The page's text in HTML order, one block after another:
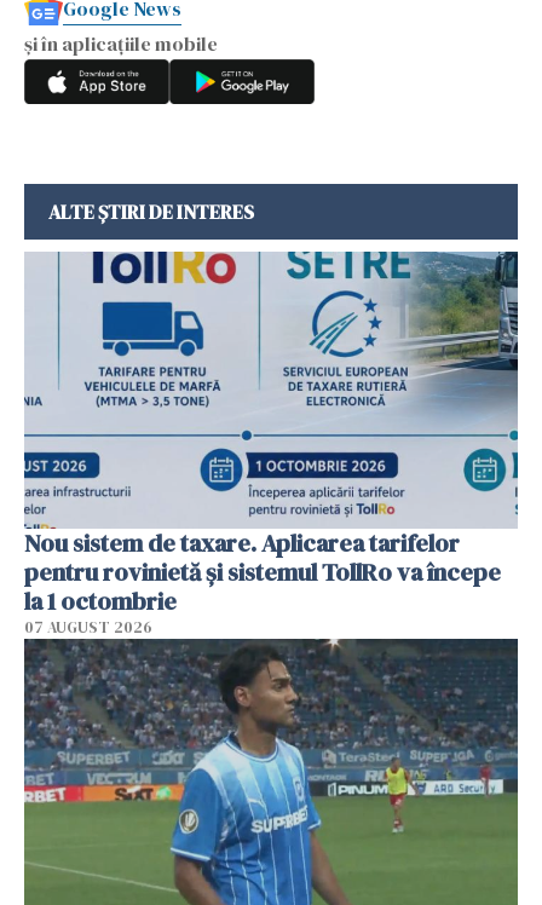
Google News
și în aplicațiile mobile
ALTE ȘTIRI DE INTERES
Nou sistem de taxare. Aplicarea tarifelor
pentru rovinietă şi sistemul TollRo va începe
la 1 octombrie
07 AUGUST 2026